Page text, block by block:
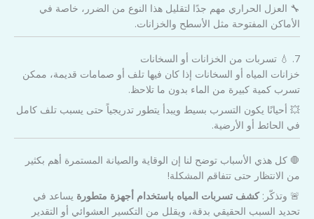
🔧 العزل الحراري مهم جدًا لتقليل هذا النوع من الضرر، خاصة في
الأماكن المفتوحة مثل الأسطح والخزانات.
7. 💧 تسربات من الخزانات أو السخانات
خزانات المياه أو السخانات إذا كان فيها تلف أو صمامات قديمة، ممكن
تسرب كمية كبيرة من الماء بدون ما تلاحظ.
💥 أحيانًا يكون التسرب بسيط ويبدأ يتطور تدريجياً حتى يسبب تلف كامل
في الحائط أو الأرضية.
🛑 كل هذي الأسباب توضح لنا إن الوقاية والصيانة المستمرة أهم بكثير
من الانتظار حتى تتفاقم المشكلة!
🚨 وتذكّر:كشف تسربات المياه باستخدام أجهزة متطورة يساعد في
تحديد السبب الحقيقي بدقة، ويقلل من التكسير العشوائي أو التقدير